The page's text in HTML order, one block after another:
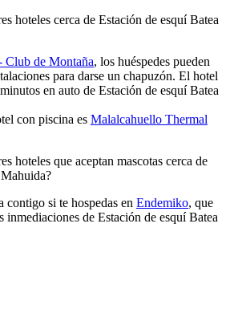
hoteles cerca de Estación de esquí Batea
Club de Montaña, los huéspedes pueden
para darse un chapuzón. El hotel
en auto de Estación de esquí Batea
con piscina es Malalcahuello Thermal
hoteles que aceptan mascotas cerca de
contigo si te hospedas en Endemiko, que
inmediaciones de Estación de esquí Batea